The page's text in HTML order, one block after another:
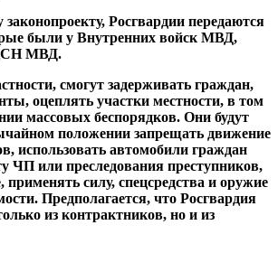
законопроекту, Росгвардии передаются
были у Внутренних войск МВД,
МВД.
смогут задерживать граждан,
оцеплять участки местности, в том
массовых беспорядков. Они будут
положении запрещать движение
использовать автомобили граждан
ЧП или преследования преступников,
силу, спецсредства и оружие
Предполагается, что Росгвардия
из контрактников, но и из